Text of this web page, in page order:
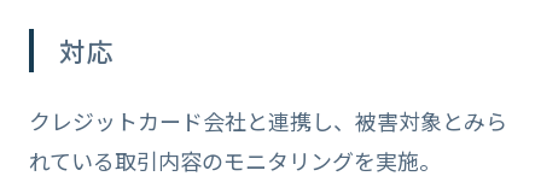
対応
クレジットカード会社と連携し、被害対象とみら
れている取引内容のモニタリングを実施。